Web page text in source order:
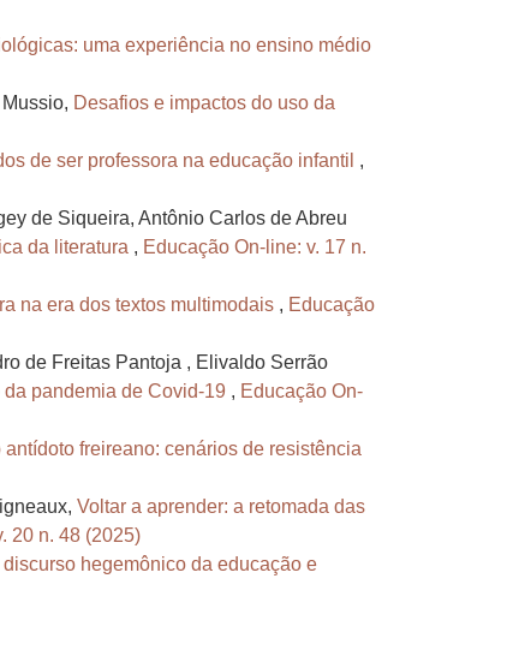
uma experiência no ensino médio
Desafios e impactos do uso da
de ser professora na educação infantil ,
de Siqueira, Antônio Carlos de Abreu
da literatura , Educação On-line: v. 17 n.
na era dos textos multimodais , Educação
de Freitas Pantoja , Elivaldo Serrão
pandemia de Covid-19 , Educação On-
freireano: cenários de resistência
Voltar a aprender: a retomada das
20 n. 48 (2025)
hegemônico da educação e